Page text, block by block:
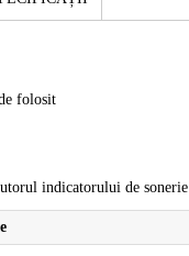
folosit
indicatorului de sonerie